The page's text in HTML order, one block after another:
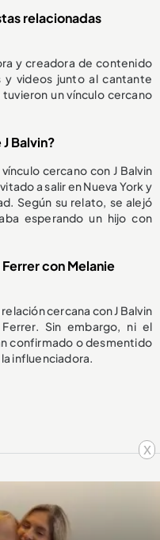
x
relacionadas
y creadora de contenido
y videos junto al cantante
un vínculo cercano
Balvin?
cercano con J Balvin
a salir en Nueva York y
Según su relato, se alejó
esperando un hijo con
Ferrer con Melanie
cercana con J Balvin
Sin embargo, ni el
confirmado o desmentido
influenciadora.